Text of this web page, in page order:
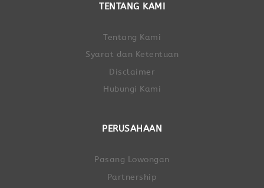
TENTANG KAMI
Tentang Kami
Syarat dan Ketentuan
Disclaimer
Hubungi Kami
PERUSAHAAN
Pasang Lowongan
Partnership